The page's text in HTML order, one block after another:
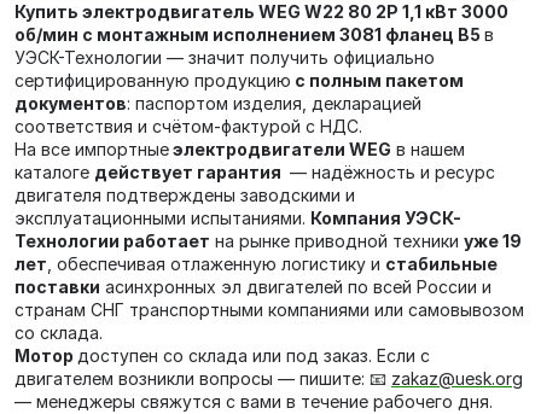
Купить электродвигатель WEG W22 80 2P 1,1 кВт 3000
об/мин с монтажным исполнением 3081 фланец В5 в
УЭСК-Технологии — значит получить официально
сертифицированную продукцию с полным пакетом
документов: паспортом изделия, декларацией
соответствия и счётом-фактурой с НДС.
На все импортныеэлектродвигатели WEG в нашем
каталоге действует гарантия — надёжность и ресурс
двигателя подтверждены заводскими и
эксплуатационными испытаниями. Компания УЭСК-
Технологии работает на рынке приводной техники уже 19
лет , обеспечивая отлаженную логистику и стабильные
поставки асинхронных эл двигателей по всей России и
странам СНГ транспортными компаниями или самовывозом
со склада.
Мотор доступен со склада или под заказ. Если с
двигателем возникли вопросы — пишите: 📧 zakaz@uesk.org
— менеджеры свяжутся с вами в течение рабочего дня.